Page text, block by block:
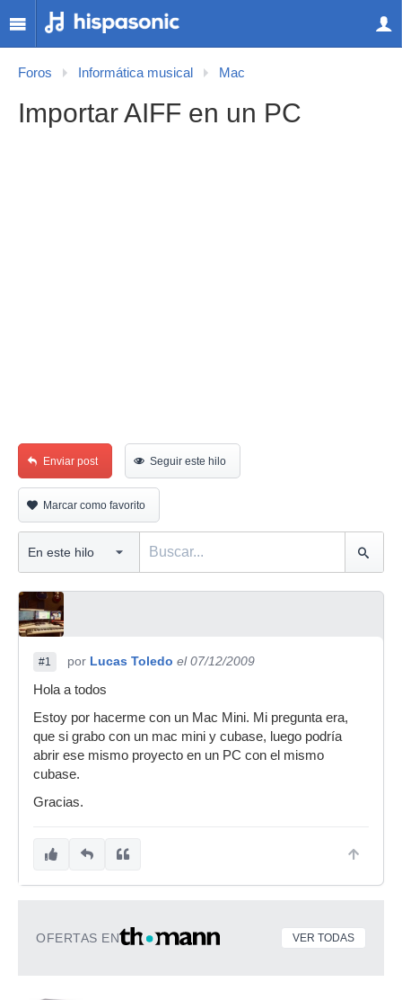
Foros Informática musical Mac
Importar AIFF en un PC
Enviar post Seguir este hilo
Marcar como favorito
#1 por Lucas Toledo el 07/12/2009
Hola a todos
Estoy por hacerme con un Mac Mini. Mi pregunta era,
que si grabo con un mac mini y cubase, luego podría
abrir ese mismo proyecto en un PC con el mismo
cubase.
Gracias.
OFERTAS EN VER TODAS